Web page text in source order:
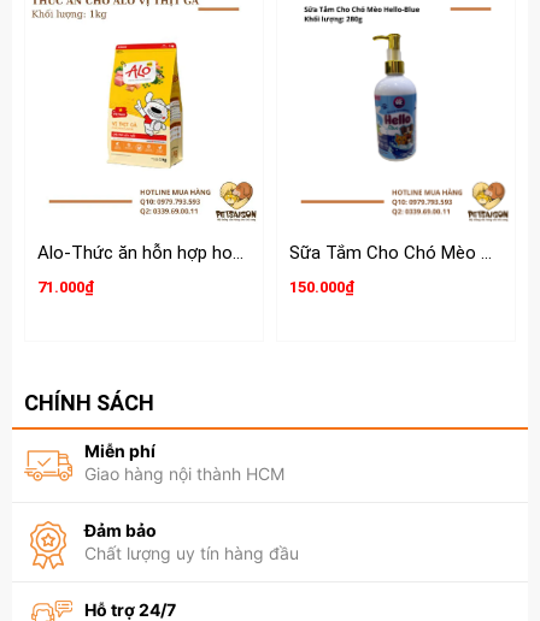
Alo-Thức ăn hỗn hợp hoàn chỉnh và cung cấp đủ dinh dưỡng cho chó
71.000₫
Sữa Tắm Cho Chó Mèo Hello 280g
150.000₫
CHÍNH SÁCH
Miễn phí
Giao hàng nội thành HCM
Đảm bảo
Chất lượng uy tín hàng đầu
Hỗ trợ 24/7